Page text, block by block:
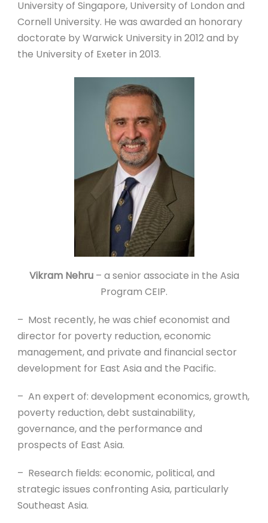
University of Singapore, University of London and
Cornell University. He was awarded an honorary
doctorate by Warwick University in 2012 and by
the University of Exeter in 2013.
Vikram Nehru – a senior associate in the Asia
Program CEIP.
– Most recently, he was chief economist and
director for poverty reduction, economic
management, and private and financial sector
development for East Asia and the Pacific.
– An expert of: development economics, growth,
poverty reduction, debt sustainability,
governance, and the performance and
prospects of East Asia.
– Research fields: economic, political, and
strategic issues confronting Asia, particularly
Southeast Asia.